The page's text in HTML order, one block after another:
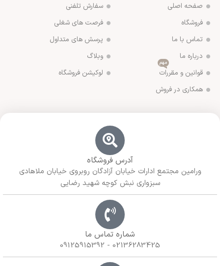
صفحه اصلی
فروشگاه
تماس با ما
درباره ما
قوانین و مقررات
مهم
همکاری در فروش
سفارش تلفنی
فرصت های شغلی
پرسش های متداول
وبلاگ
لوکیشن فروشگاه
آدرس فروشگاه
ورامین مجتمع ادارات خیابان آزادگان روبروی خیابان ملاهادی
سبزواری نبش کوچه شهید رضایی
شماره تماس ما
02136283425 - 09125915392